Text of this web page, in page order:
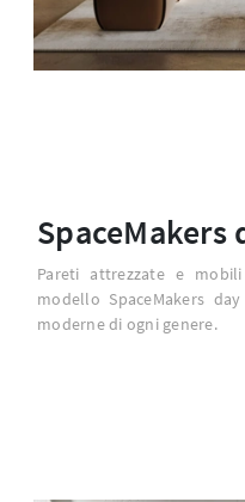
SpaceMakers
Pareti attrezzate e
modello SpaceMakers
moderne di ogni genere.